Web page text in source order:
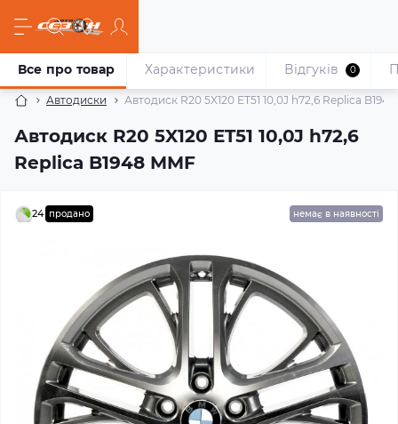
Автодиски Автодиск R20 5X120 ET51 10,0J h72,6 Replica
Автодиск R20 5X120 ET51 10,0J h72,6
Replica B1948 MMF
Все про товар Характеристики Відгуків 0
24 продано немає в наявності